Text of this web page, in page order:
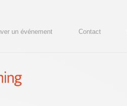
un événement Contact